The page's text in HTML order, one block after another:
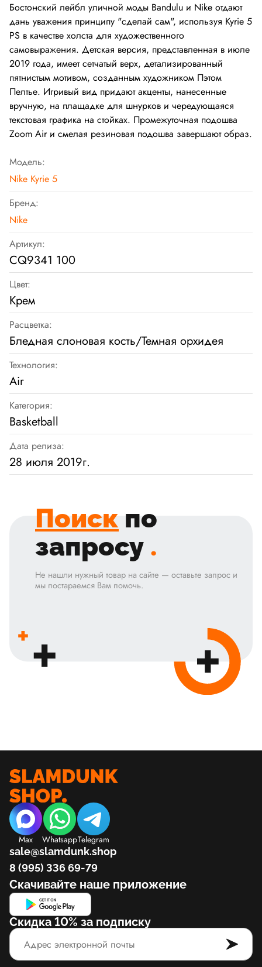
Бостонский лейбл уличной моды Bandulu и Nike отдают
дань уважения принципу "сделай сам", используя Kyrie 5
PS в качестве холста для художественного
самовыражения. Детская версия, представленная в июле
2019 года, имеет сетчатый верх, детализированный
пятнистым мотивом, созданным художником Пэтом
Пелтье. Игривый вид придают акценты, нанесенные
вручную, на плащадке для шнурков и чередующаяся
текстовая графика на стойках. Промежуточная подошва
Zoom Air и смелая резиновая подошва завершают образ.
Модель:
Nike Kyrie 5
Бренд:
Nike
Артикул:
CQ9341 100
Цвет:
Крем
Расцветка:
Бледная слоновая кость/Темная орхидея
Технология:
Air
Категория:
Basketball
Дата релиза:
28 июля 2019г.
Поиск по
запросу .
Не нашли нужный товар на сайте — оставьте запрос и
мы постараемся Вам помочь.
Max WhatsappTelegram
sale@slamdunk.shop
8 (995) 336 69-79
Скачивайте наше приложение
Скидка 10% за подписку